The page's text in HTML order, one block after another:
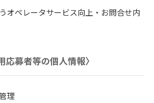
オペレータサービス向上・お問合せ内
応募者等の個人情報〉
理